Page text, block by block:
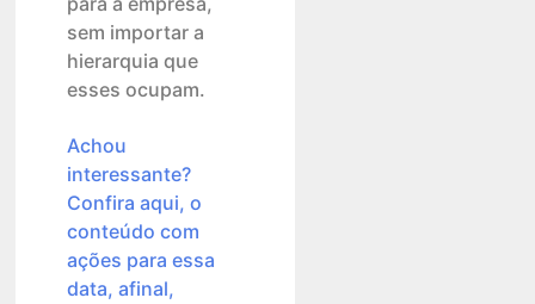
sem importar a
hierarquia que
esses ocupam.
Achou
interessante?
Confira aqui, o
conteúdo com
ações para essa
data, afinal,